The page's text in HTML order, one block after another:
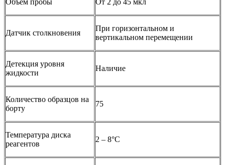
Датчик столкновения
При горизонтальном и
вертикальном перемещении
Детекция уровня
жидкости
Наличие
Количество образцов на
борту
75
Температура диска
реагентов
2 – 8°C